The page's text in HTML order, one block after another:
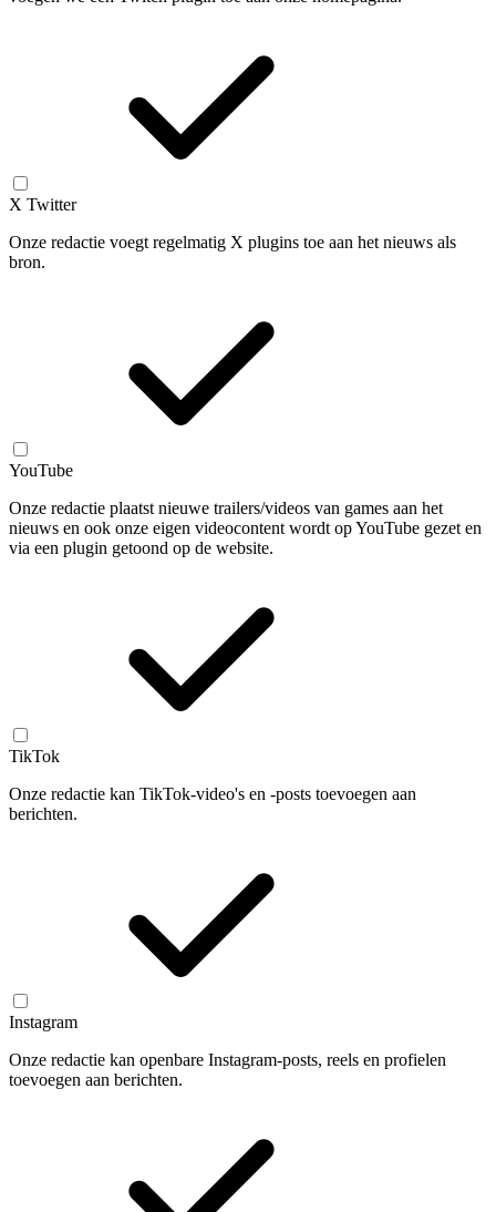
X Twitter
Onze redactie voegt regelmatig X plugins toe aan het nieuws als
bron.
YouTube
Onze redactie plaatst nieuwe trailers/videos van games aan het
nieuws en ook onze eigen videocontent wordt op YouTube gezet en
via een plugin getoond op de website.
TikTok
Onze redactie kan TikTok-video's en -posts toevoegen aan
berichten.
Instagram
Onze redactie kan openbare Instagram-posts, reels en profielen
toevoegen aan berichten.